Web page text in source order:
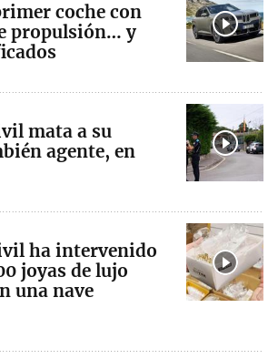
coche con
propulsión… y
mata a su
agente, en
ha intervenido
joyas de lujo
una nave